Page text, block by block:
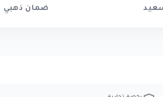
ضمان ذهبي